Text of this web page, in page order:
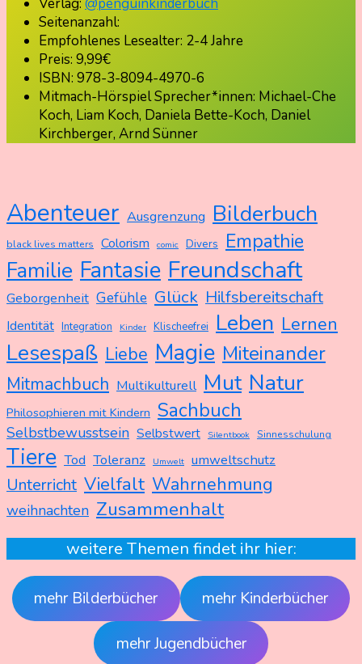
Verlag: @penguinkinderbuch
Seitenanzahl:
Empfohlenes Lesealter: 2-4 Jahre
Preis: 9,99€
ISBN: 978-3-8094-4970-6
Mitmach-Hörspiel Sprecher*innen: Michael-Che
Koch, Liam Koch, Daniela Bette-Koch, Daniel
Kirchberger, Arnd Sünner
Abenteuer Ausgrenzung Bilderbuch
black lives matters Colorism comic Divers Empathie
Familie Fantasie Freundschaft
Geborgenheit Gefühle Glück Hilfsbereitschaft
Identität Integration Kinder Klischeefrei Leben Lernen
Lesespaß Liebe Magie Miteinander
Mitmachbuch Multikulturell Mut Natur
Philosophieren mit Kindern Sachbuch
Selbstbewusstsein Selbstwert Silentbook Sinnesschulung
Tiere Tod Toleranz Umwelt umweltschutz
Unterricht Vielfalt Wahrnehmung
weihnachten Zusammenhalt
weitere Themen findet ihr hier:
mehr Bilderbücher mehr Kinderbücher
mehr Jugendbücher